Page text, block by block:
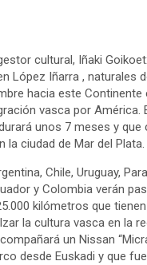
A
p
p
a
m
y
cultural, Iñaki
López Iñarra , naturales
hacia este Continente
vasca por América.
unos 7 meses y que
la ciudad de Mar del Plata.
Chile, Uruguay,
y Colombia verán
kilómetros que
la cultura vasca en la
un Nissan
desde Euskadi y que